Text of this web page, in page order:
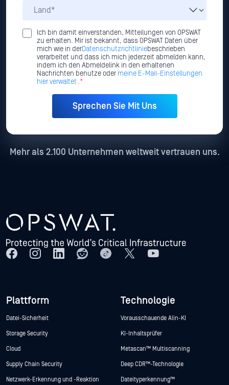
Ich bin damit einverstanden, Mitteilungen von OPSWAT
zu erhalten. Mir ist bekannt, dass OPSWAT Daten über
mich wie in derDatenschutzrichtliniebeschrieben
verarbeitet und dass ich mich jederzeit abmelden kann,
indem ich den Abmeldelink in den erhaltenen
Nachrichten benutze oder meine E-Mail-Einstellungen
hier verwaltet .*
Mehr als 2.100 Unternehmen weltweit vertrauen uns.
Plattform
Datei-Sicherheit
Storage Security
Cloud
Supply Chain Security
Netzwerk-Erkennung und -Reaktion
Technologie
Vorausschauende Alin-KI
KI-Inhaltsprüfer
Metascan™ Multiscanning
Deep CDR™-Technologie
Dateityperkennung™